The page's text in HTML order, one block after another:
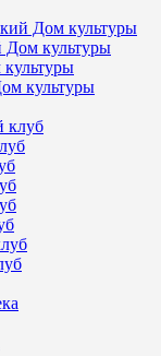
Дом культуры
Дом культуры
культуры
клуб